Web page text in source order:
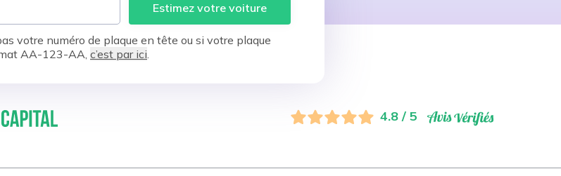
Estimez votre voiture
votre numéro de plaque en tête ou si votre plaque
AA-123-AA, c’est par ici.
4.8 / 5